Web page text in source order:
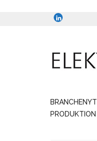
BRANCHENYT
PRODUKTION